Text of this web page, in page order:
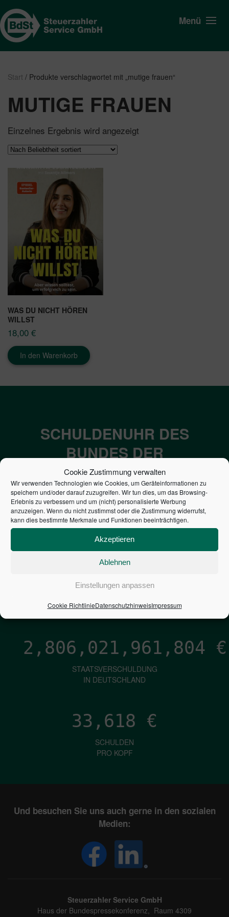
Cookie Zustimmung verwalten
Wir verwenden Technologien wie Cookies, um Geräteinformationen zu
speichern und/oder darauf zuzugreifen. Wir tun dies, um das Browsing-
Erlebnis zu verbessern und um (nicht) personalisierte Werbung
anzuzeigen. Wenn du nicht zustimmst oder die Zustimmung widerrufst,
kann dies bestimmte Merkmale und Funktionen beeinträchtigen.
Akzeptieren
Ablehnen
Einstellungen anpassen
Cookie RichtlinieDatenschutzhinweisImpressum
Menü
Start / Produkte verschlagwortet mit „mutige frauen“
MUTIGE FRAUEN
Einzelnes Ergebnis wird angezeigt
WAS DU NICHT HÖREN
WILLST
18,00 €
In den Warenkorb
SCHULDENUHR DES
BUNDES DER
STEUERZAHLER
7,052€
NEUVERSCHULDUNG
PRO SEKUNDE
2,806,021,963,060 €
STAATSVERSCHULDUNG
IN DEUTSCHLAND
33,618 €
SCHULDEN
PRO KOPF
Und besuchen Sie uns auch gerne in den sozialen
Medien:
Steuerzahler Service GmbH
Haus der Bundespressekonferenz, Raum 4309